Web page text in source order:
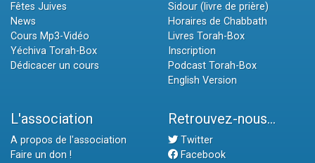
Fêtes Juives
News
Cours Mp3-Vidéo
Yéchiva Torah-Box
Dédicacer un cours
Sidour (livre de prière)
Horaires de Chabbath
Livres Torah-Box
Inscription
Podcast Torah-Box
English Version
L'association
A propos de l'association
Faire un don !
Retrouvez-nous...
Twitter
Facebook